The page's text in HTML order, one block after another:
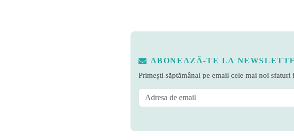
ABONEAZĂ-TE LA
Primești săptămânal pe email cele mai noi sfaturi